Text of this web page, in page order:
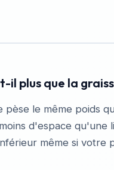
il plus que la
pèse le même poids
d'espace qu'une
même si votre